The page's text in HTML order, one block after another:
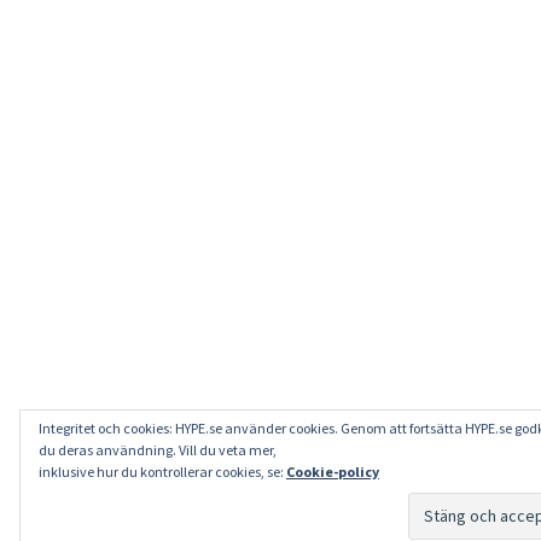
Integritet och cookies: HYPE.se använder cookies. Genom att fortsätta HYPE.se
du deras användning. Vill du veta mer,
inklusive hur du kontrollerar cookies, se: Cookie-policy